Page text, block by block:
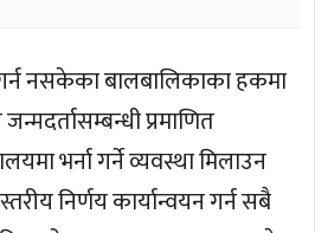
गर्न नसकेका बालबालिकाका हकमा
प्रमाणित
भर्ना गर्ने व्यवस्था मिलाउन
निर्णय कार्यान्वयन गर्न सबै